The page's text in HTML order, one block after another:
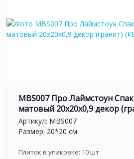
MBS007 Про Лаймстоун
матовый 20х20х0,9 декор
Артикул: MBS007
Размер: 20*20 см
Плиток в упаковке: 10шт